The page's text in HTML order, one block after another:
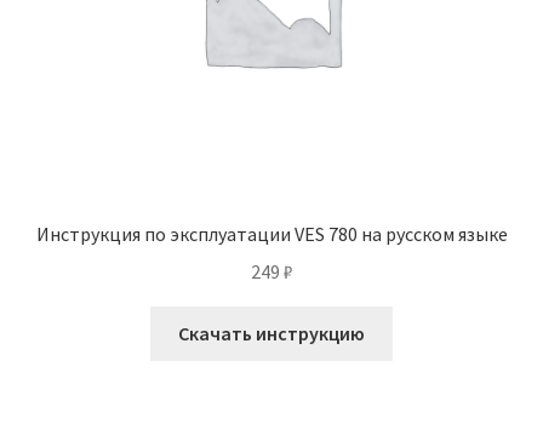
Инструкция по эксплуатации VES 780 на русском языке
249 ₽
Скачать инструкцию